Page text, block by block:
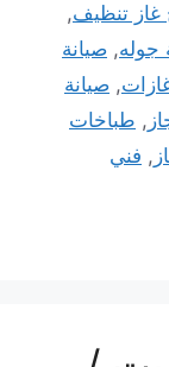
غاز تنظيف,
جوله, صيانة
, صيانة
, طباخات
, فني